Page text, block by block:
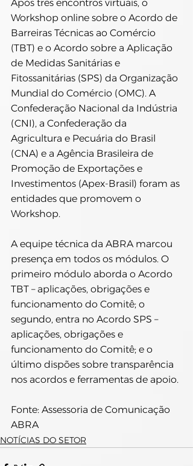
Após três encontros virtuais, o
Workshop online sobre o Acordo de
Barreiras Técnicas ao Comércio
(TBT) e o Acordo sobre a Aplicação
de Medidas Sanitárias e
Fitossanitárias (SPS) da Organização
Mundial do Comércio (OMC). A
Confederação Nacional da Indústria
(CNI), a Confederação da
Agricultura e Pecuária do Brasil
(CNA) e a Agência Brasileira de
Promoção de Exportações e
Investimentos (Apex-Brasil) foram as
entidades que promovem o
Workshop.
A equipe técnica da ABRA marcou
presença em todos os módulos. O
primeiro módulo aborda o Acordo
TBT – aplicações, obrigações e
funcionamento do Comitê; o
segundo, entra no Acordo SPS –
aplicações, obrigações e
funcionamento do Comitê; e o
último dispões sobre transparência
nos acordos e ferramentas de apoio.
Fonte: Assessoria de Comunicação
ABRA
NOTÍCIAS DO SETOR